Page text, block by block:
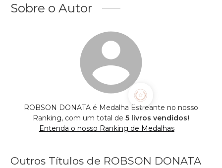
Sobre o Autor
ROBSON DONATA é Medalha Estreante no nosso
Ranking, com um total de 5 livros vendidos!
Entenda o nosso Ranking de Medalhas
Outros Títulos de ROBSON DONATA